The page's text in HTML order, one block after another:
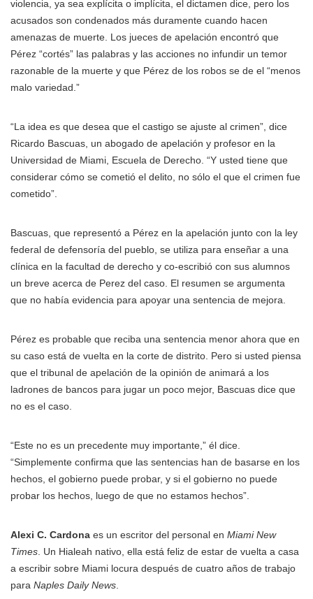
violencia, ya sea explícita o implícita, el dictamen dice, pero los
acusados son condenados más duramente cuando hacen
amenazas de muerte. Los jueces de apelación encontró que
Pérez “cortés” las palabras y las acciones no infundir un temor
razonable de la muerte y que Pérez de los robos se de el “menos
malo variedad.”
“La idea es que desea que el castigo se ajuste al crimen”, dice
Ricardo Bascuas, un abogado de apelación y profesor en la
Universidad de Miami, Escuela de Derecho. “Y usted tiene que
considerar cómo se cometió el delito, no sólo el que el crimen fue
cometido”.
Bascuas, que representó a Pérez en la apelación junto con la ley
federal de defensoría del pueblo, se utiliza para enseñar a una
clínica en la facultad de derecho y co-escribió con sus alumnos
un breve acerca de Perez del caso. El resumen se argumenta
que no había evidencia para apoyar una sentencia de mejora.
Pérez es probable que reciba una sentencia menor ahora que en
su caso está de vuelta en la corte de distrito. Pero si usted piensa
que el tribunal de apelación de la opinión de animará a los
ladrones de bancos para jugar un poco mejor, Bascuas dice que
no es el caso.
“Este no es un precedente muy importante,” él dice.
“Simplemente confirma que las sentencias han de basarse en los
hechos, el gobierno puede probar, y si el gobierno no puede
probar los hechos, luego de que no estamos hechos”.
Alexi C. Cardona es un escritor del personal en Miami New
Times . Un Hialeah nativo, ella está feliz de estar de vuelta a casa
a escribir sobre Miami locura después de cuatro años de trabajo
para Naples Daily News